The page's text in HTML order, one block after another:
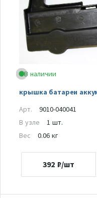
В наличии
крышка батареи
Арт.
9010-040041
В узле
1 шт.
Вес
0.06 кг
392 ₽/шт